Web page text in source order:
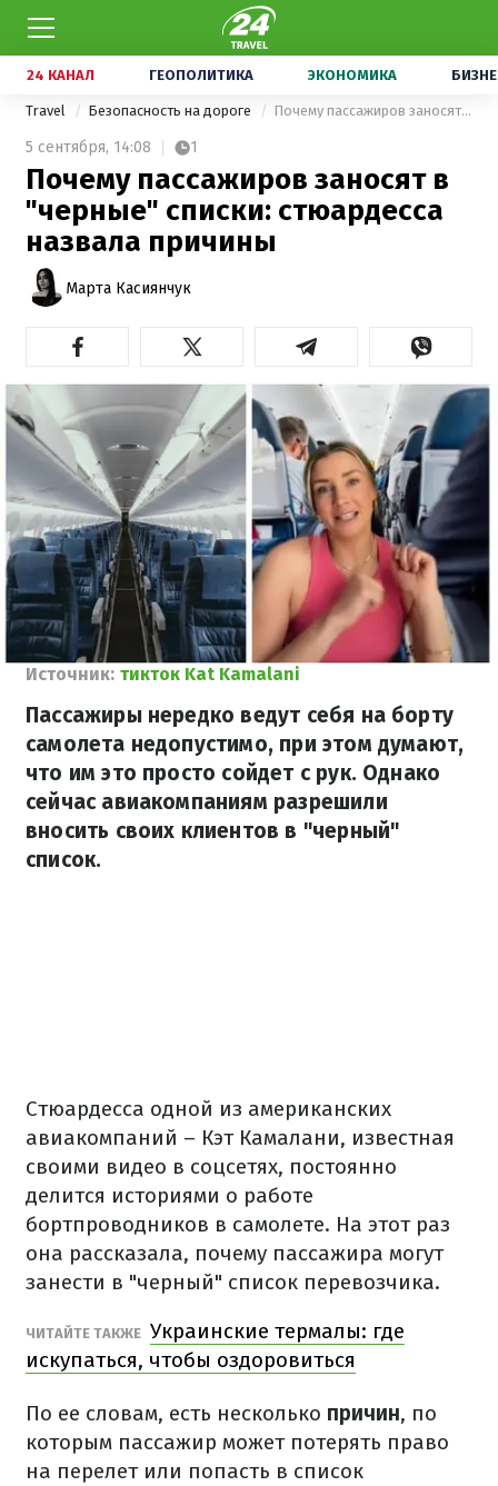
24 КАНАЛ ГЕОПОЛИТИКА ЭКОНОМИКА
Travel Безопасность на дороге Почему пассажиров заносят в "черные" списки: стюардесса назвала причины
5 сентября, 14:08 1
Почему пассажиров заносят в
"черные" списки: стюардесса
назвала причины
Марта Касиянчук
Источник: тикток Kat Kamalani
Пассажиры нередко ведут себя на борту
самолета недопустимо, при этом думают,
что им это просто сойдет с рук. Однако
сейчас авиакомпаниям разрешили
вносить своих клиентов в "черный"
список.
Стюардесса одной из американских
авиакомпаний – Кэт Камалани, известная
своими видео в соцсетях, постоянно
делится историями о работе
бортпроводников в самолете. На этот раз
она рассказала, почему пассажира могут
занести в "черный" список перевозчика.
ЧИТАЙТЕ ТАКЖЕ Украинские термалы: где
искупаться, чтобы оздоровиться
По ее словам, есть несколько причин, по
которым пассажир может потерять право
на перелет или попасть в список